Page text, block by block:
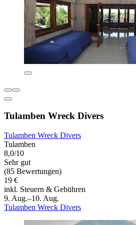
Tulamben Wreck Divers
Tulamben Wreck Divers
Tulamben
8,0/10
Sehr gut
(85 Bewertungen)
19 €
inkl. Steuern & Gebühren
9. Aug.–10. Aug.
Tulamben Wreck Divers